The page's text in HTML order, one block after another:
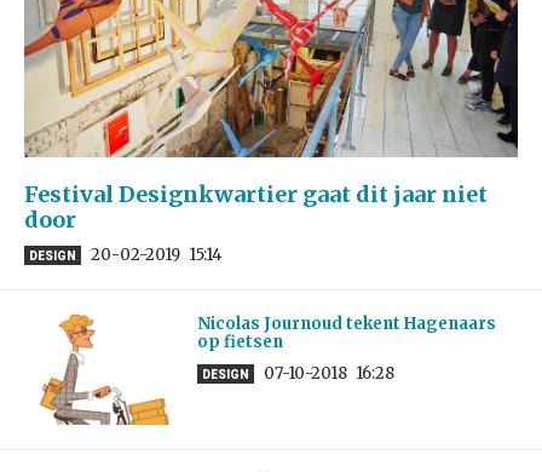
Festival Designkwartier gaat dit jaar niet
door
DESIGN 20-02-2019 15:14
Nicolas Journoud tekent Hagenaars
op fietsen
DESIGN 07-10-2018 16:28